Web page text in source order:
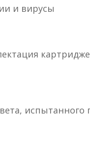
и вирусы